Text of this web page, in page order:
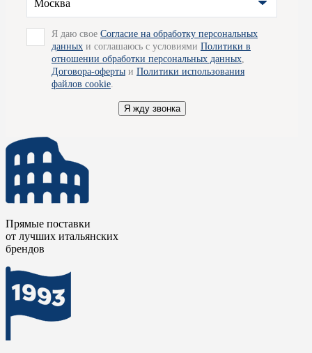
Изделия фабрики ко всему прочему обладают демократичной
ценой, что наряду с отменным качеством делают их просто
великолепными.
Для получения подробной информации вы можете обратиться
к специалистам наших салонов, - они будут рады
проконсультировать вас по всем вопросам и помогут
вас доставку товара по Москве.
Москва
Я даю свое Согласие на обработку персональных
данных и соглашаюсь с условиями Политики в
отношении обработки персональных данных
Договора-оферты и Политики использования
файлов cookie
Я жду звонка
Прямые поставки
от лучших итальянских
брендов